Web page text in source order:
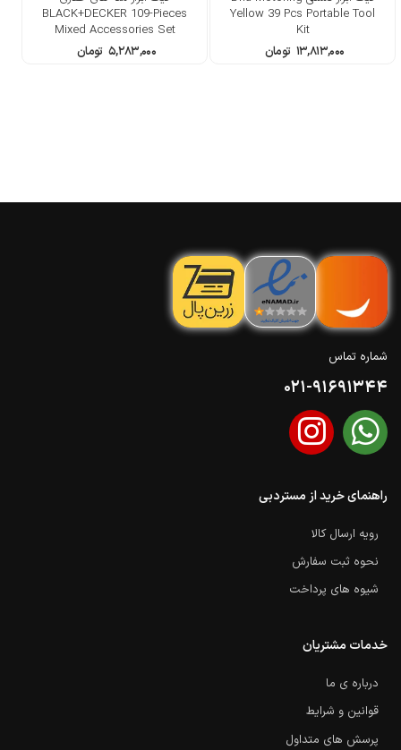
Yellow 39 Pcs Portable Tool
Kit
۱۳,۸۱۳,۰۰۰ تومان
BLACK+DECKER 109-Pieces
Mixed Accessories Set
۵,۲۸۳,۰۰۰ تومان
شماره تماس
021-91691344
راهنمای خرید از مستردبی
رویه ارسال کالا
نحوه ثبت سفارش
شیوه های پرداخت
خدمات مشتریان
درباره ی ما
قوانین و شرایط
پرسش های متداول